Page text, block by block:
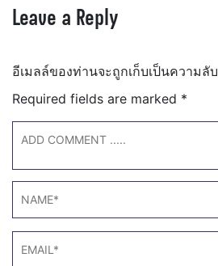
Leave a Reply
อีเมลล์ของท่านจะถูกเก็บเป็นความลับ
Required fields are marked *